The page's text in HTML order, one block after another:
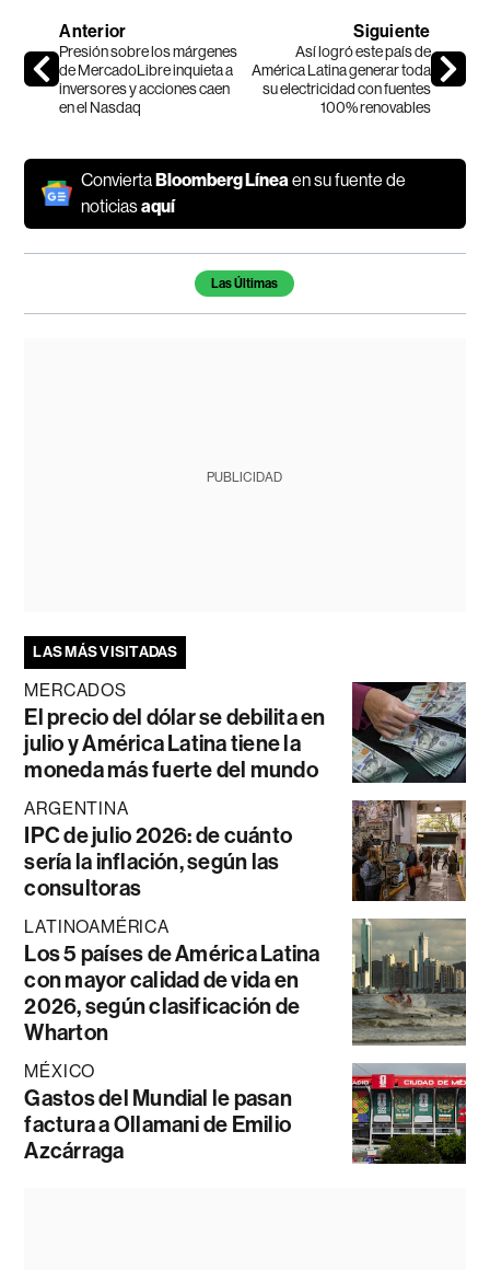
Anterior
Presión sobre los márgenes
de MercadoLibre inquieta a
inversores y acciones caen
en el Nasdaq
Siguiente
Así logró este país de
América Latina generar toda
su electricidad con fuentes
100% renovables
ConviertaBloomberg Líneaen su fuente de
noticiasaquí
Temas de este artículoLas Últimas
PUBLICIDAD
LAS MÁS VISITADAS
MERCADOS
El precio del dólar se debilita en
julio y América Latina tiene la
moneda más fuerte del mundo
ARGENTINA
IPC de julio 2026: de cuánto
sería la inflación, según las
consultoras
LATINOAMÉRICA
Los 5 países de América Latina
con mayor calidad de vida en
2026, según clasificación de
Wharton
MÉXICO
Gastos del Mundial le pasan
factura a Ollamani de Emilio
Azcárraga